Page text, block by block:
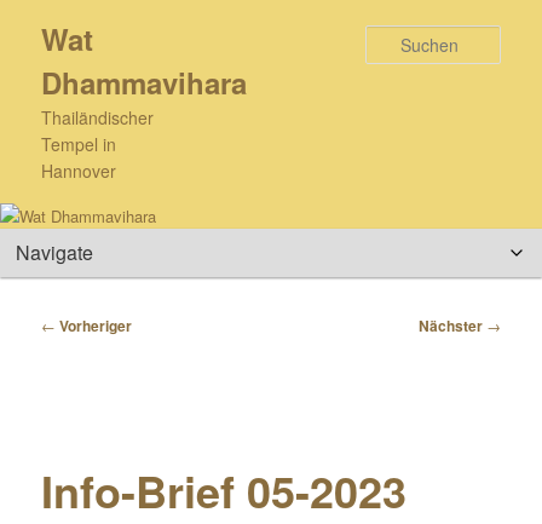
primären
springen
Wat
Dhammavihara
Thailändischer
Tempel in
Hannover
Hauptmenü
Beitragsnavigation
← Vorheriger Nächster →
Info-Brief 05-2023